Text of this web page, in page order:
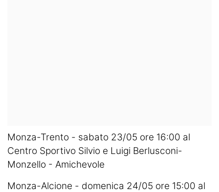
Monza-Trento - sabato 23/05 ore 16:00 al
Centro Sportivo Silvio e Luigi Berlusconi-
Monzello - Amichevole
Monza-Alcione - domenica 24/05 ore 15:00 al